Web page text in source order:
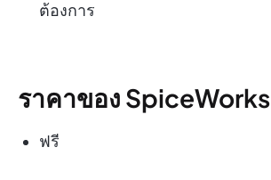
ต้องการ
ราคาของ SpiceWorks
ฟรี